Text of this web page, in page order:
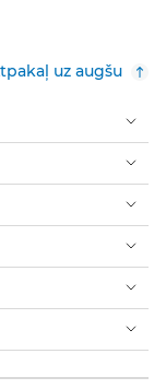
uz augšu